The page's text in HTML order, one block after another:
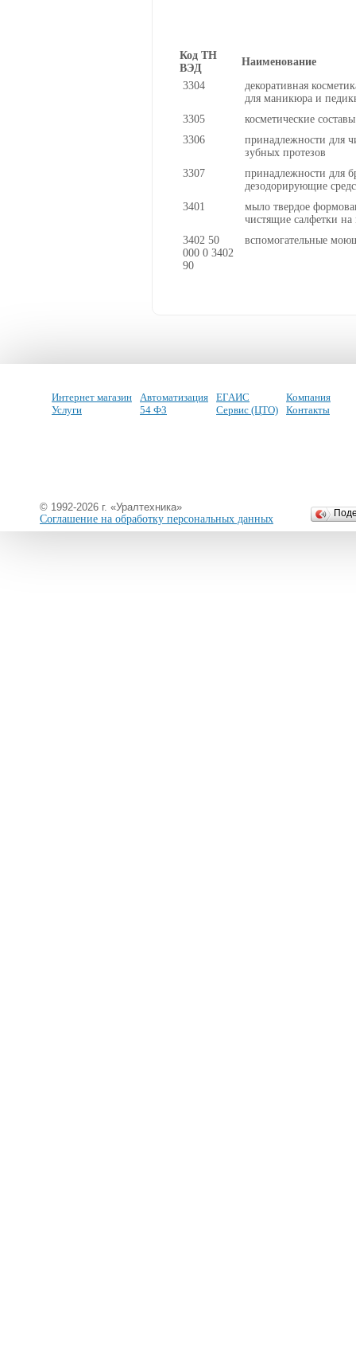
Код ТН
ВЭД
Наименование
3304
декоративная
для маникюра и
3305
косметические
3306
принадлежности для
зубных протезов
3307
принадлежности для
дезодорирующие
3401
мыло твердое
чистящие салфетки
3402 50
000 0 3402
90
вспомогательные
Интернет магазин
Услуги
Автоматизация
54 ФЗ
ЕГАИС
Сервис (ЦТО)
Компания
Контакты
© 1992-2026 г. «Уралтехника»
Соглашение на обработку персональных данных